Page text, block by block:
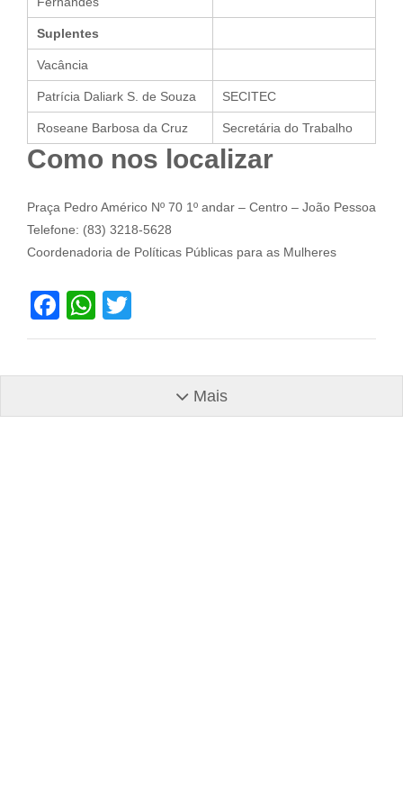
Suplentes
Vacância
Patrícia Daliark S. de Souza SECITEC
Roseane Barbosa da Cruz Secretária do Trabalho
Como nos localizar
Praça Pedro Américo Nº 70 1º andar – Centro – João Pessoa
Telefone: (83) 3218-5628
Coordenadoria de Políticas Públicas para as Mulheres
Facebook
WhatsApp
Mais